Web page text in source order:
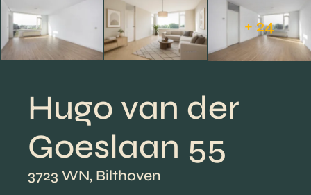
+ 24
Hugo van der
Goeslaan 55
3723 WN, Bilthoven